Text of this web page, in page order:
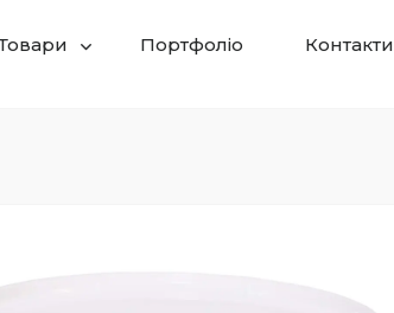
Портфоліо Контакти